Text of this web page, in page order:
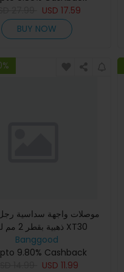
USD 17.59
BUY NOW
موصلات واجهة سداسية
ذهبية بقطر 2 مم لزوج XT30
Banggood
9.80% Cashback
USD11.99